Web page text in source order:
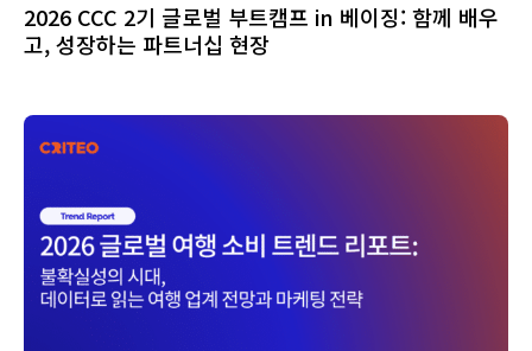
2026 CCC 2기 글로벌 부트캠프 in 베이징: 함께 배우
고, 성장하는 파트너십 현장